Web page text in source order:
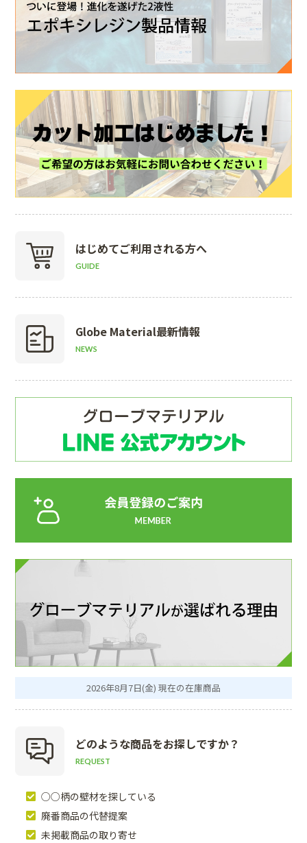
はじめてご利用される方へ
GUIDE
Globe Material最新情報
NEWS
2026年8月7日(金) 現在の在庫商品
どのような商品をお探しですか？
REQUEST
○○柄の壁材を探している
廃番商品の代替提案
未掲載商品の取り寄せ